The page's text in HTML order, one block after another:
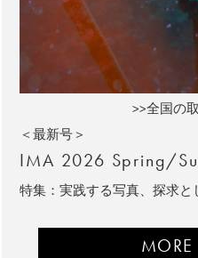
>>全国の
＜最新号＞
IMA 2026 Spring/
特集：実践する写真、探求と
MORE